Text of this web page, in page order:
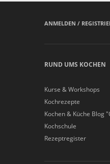
ANMELDEN /
RUND UMS KOCHEN
Kurse & Workshops
Kochrezepte
Kochen & Küche Blog
Kochschule
Rezeptregister